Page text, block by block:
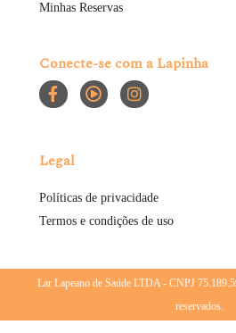
Minhas Reservas
Conecte-se com a Lapinha
Legal
Políticas de privacidade
Termos e condições de uso
Lar Lapeano de Saúde LTDA - CNPJ
reservados.